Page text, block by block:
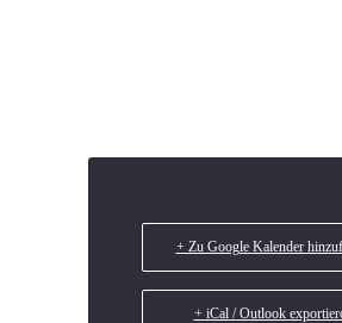
+ Zu Google Kalender
+ iCal / Outlook